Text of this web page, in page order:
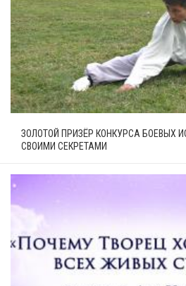
ЗОЛОТОЙ ПРИЗЁР КОНКУРСА БОЕВЫХ
СВОИМИ СЕКРЕТАМИ